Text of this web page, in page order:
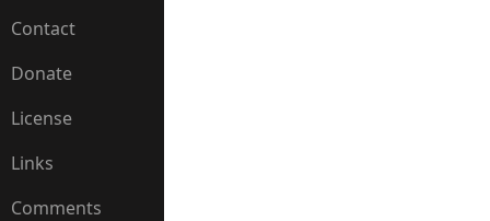
Contact
Donate
License
Links
Comments